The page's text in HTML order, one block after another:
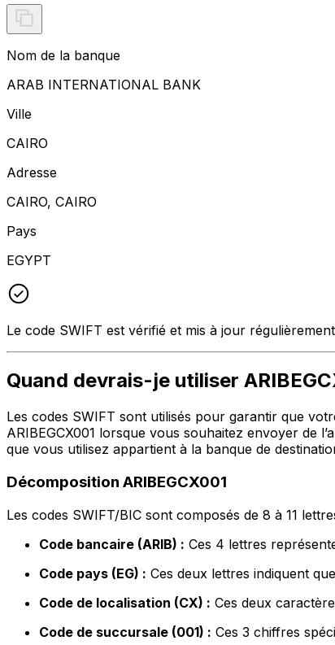
Nom de la banque
ARAB INTERNATIONAL BANK
Ville
CAIRO
Adresse
CAIRO, CAIRO
Pays
EGYPT
Le code SWIFT est vérifié et mis à jour régulièrement
Quand devrais-je utiliser
Les codes SWIFT sont utilisés pour garantir que
ARIBEGCX001 lorsque vous souhaitez envoyer de
que vous utilisez appartient à la banque de
Décomposition ARIBEGCX001
Les codes SWIFT/BIC sont composés de 8 à 11
Code bancaire (ARIB) : Ces 4 lettres
Code pays (EG) : Ces deux lettres indiquent
Code de localisation (CX) : Ces deux
Code de succursale (001) : Ces 3 chiffres